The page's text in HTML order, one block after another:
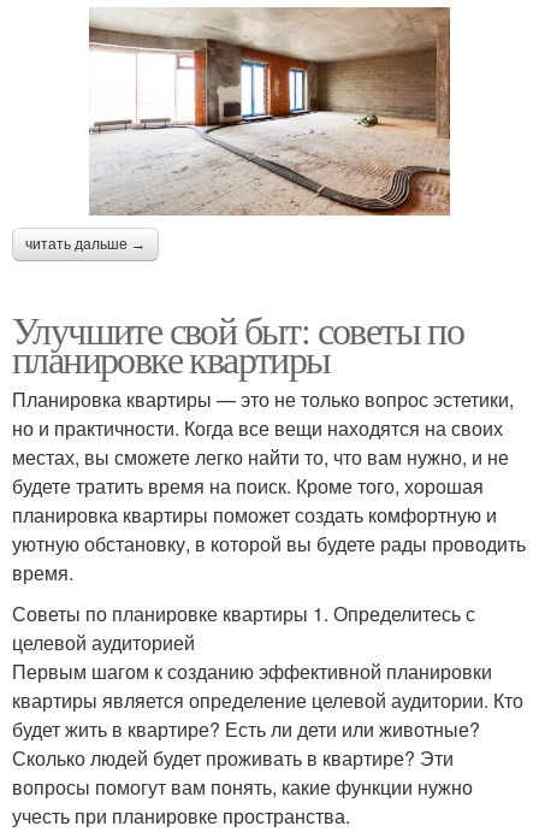
читать дальше →
Улучшите свой быт: советы по
планировке квартиры
Планировка квартиры — это не только вопрос эстетики,
но и практичности. Когда все вещи находятся на своих
местах, вы сможете легко найти то, что вам нужно, и не
будете тратить время на поиск. Кроме того, хорошая
планировка квартиры поможет создать комфортную и
уютную обстановку, в которой вы будете рады проводить
время.
Советы по планировке квартиры 1. Определитесь с
целевой аудиторией
Первым шагом к созданию эффективной планировки
квартиры является определение целевой аудитории. Кто
будет жить в квартире? Есть ли дети или животные?
Сколько людей будет проживать в квартире? Эти
вопросы помогут вам понять, какие функции нужно
учесть при планировке пространства.